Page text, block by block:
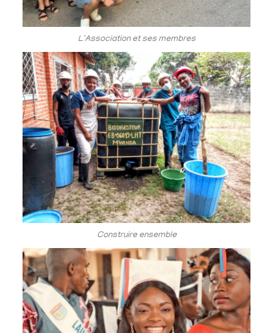
L'Association et ses membres
Construire ensemble